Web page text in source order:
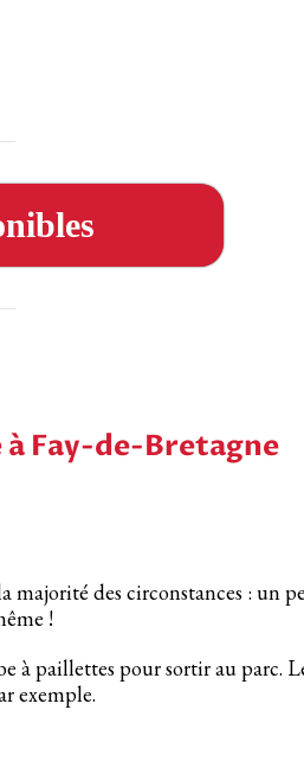
Fay-de-Bretagne
majorité des circonstances : un
!
à paillettes pour sortir au parc.
exemple.